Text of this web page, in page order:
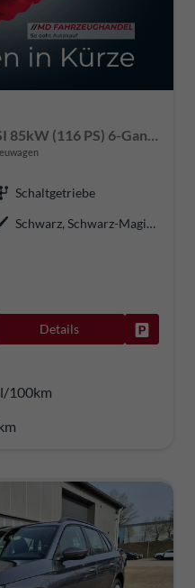
Schaltgetriebe
Schwarz, Schwarz-Magic Perleffekt (1Z)
Details
100km